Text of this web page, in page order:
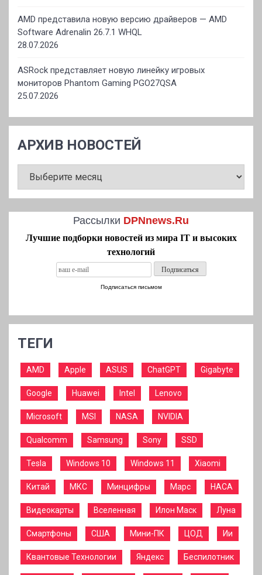
AMD представила новую версию драйверов — AMD
Software Adrenalin 26.7.1 WHQL
28.07.2026
ASRock представляет новую линейку игровых
мониторов Phantom Gaming PGO27QSA
25.07.2026
АРХИВ НОВОСТЕЙ
НОВОСТЕЙ
Рассылки DPNnews.Ru
Лучшие подборки новостей из мира IT и высоких
технологий
Подписаться письмом
ТЕГИ
AMD Apple ASUS ChatGPT Gigabyte
Google Huawei Intel Lenovo
Microsoft MSI NASA NVIDIA
Qualcomm Samsung Sony SSD
Tesla Windows 10 Windows 11 Xiaomi
Китай МКС Минцифры Марс НАСА
Видеокарты Вселенная Илон Маск Луна
Смартфоны США Мини-ПК ЦОД Ии
Квантовые Технологии Яндекс Беспилотник